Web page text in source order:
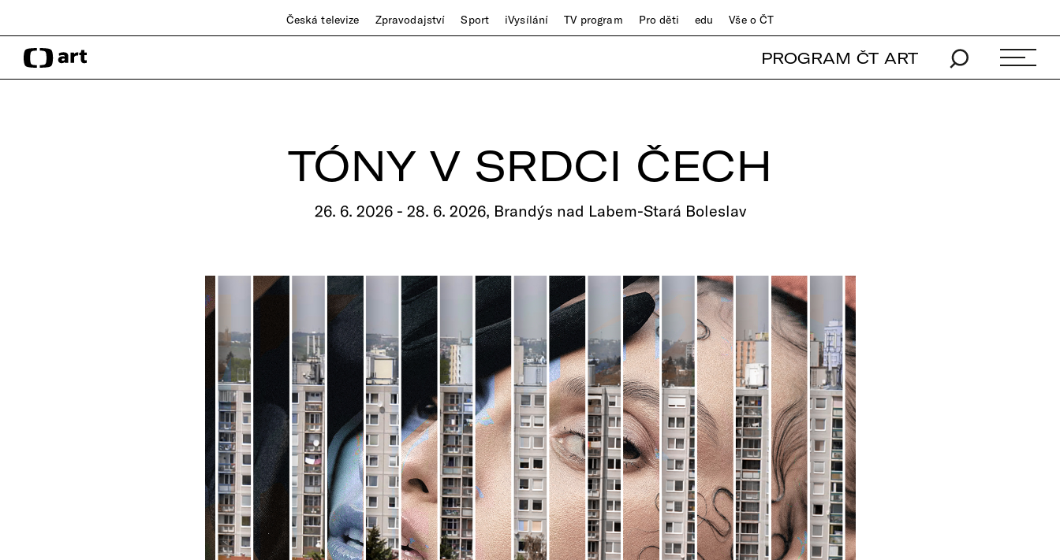
Česká televize Zpravodajství Sport iVysílání TV program Pro děti edu Vše o ČT
PROGRAM ČT ART
TÓNY V SRDCI ČECH
26. 6. 2026 - 28. 6. 2026, Brandýs nad Labem-Stará Boleslav